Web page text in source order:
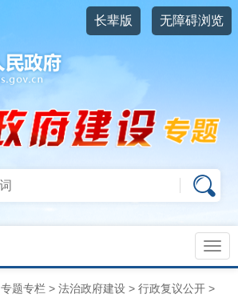
长辈版 无障碍浏览
专题专栏 > 法治政府建设 > 行政复议公开 >